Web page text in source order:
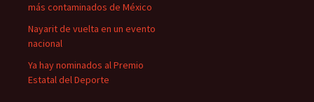
más contaminados de México
Nayarit de vuelta en un evento
nacional
Ya hay nominados al Premio
Estatal del Deporte